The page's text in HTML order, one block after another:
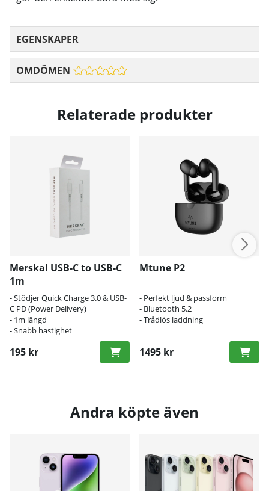
EGENSKAPER
OMDÖMEN
Relaterade produkter
Merskal USB-C to USB-C
1m
- Stödjer Quick Charge 3.0 & USB-
C PD (Power Delivery)
- 1m längd
- Snabb hastighet
195 kr
Mtune P2
- Perfekt ljud & passform
- Bluetooth 5.2
- Trådlös laddning
1495 kr
Andra köpte även